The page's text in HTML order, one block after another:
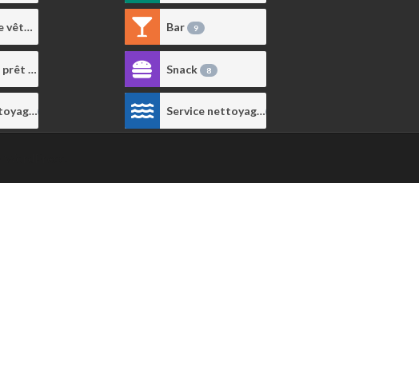
Boutique de vêtements
Courtier en prêt immobilier
Service nettoyage
Bar 9
Snack 8
Service nettoyage